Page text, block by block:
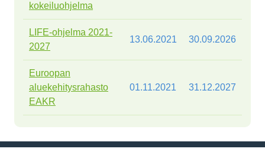
kokeiluohjelma
LIFE-ohjelma 2021-
2027
13.06.2021 30.09.2026
Euroopan
aluekehitysrahasto
EAKR
01.11.2021 31.12.2027